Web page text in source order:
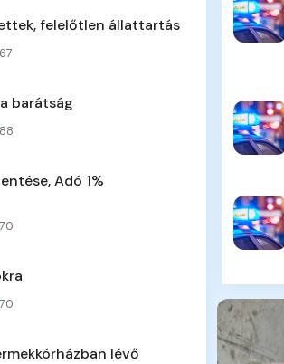
felelőtlen állattartás
barátság
Adó 1%
lévő